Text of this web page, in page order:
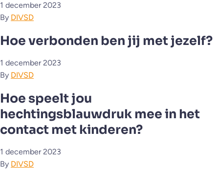
1 december 2023
By DIVSD
Hoe verbonden ben jij met jezelf?
1 december 2023
By DIVSD
Hoe speelt jou
hechtingsblauwdruk mee in het
contact met kinderen?
1 december 2023
By DIVSD